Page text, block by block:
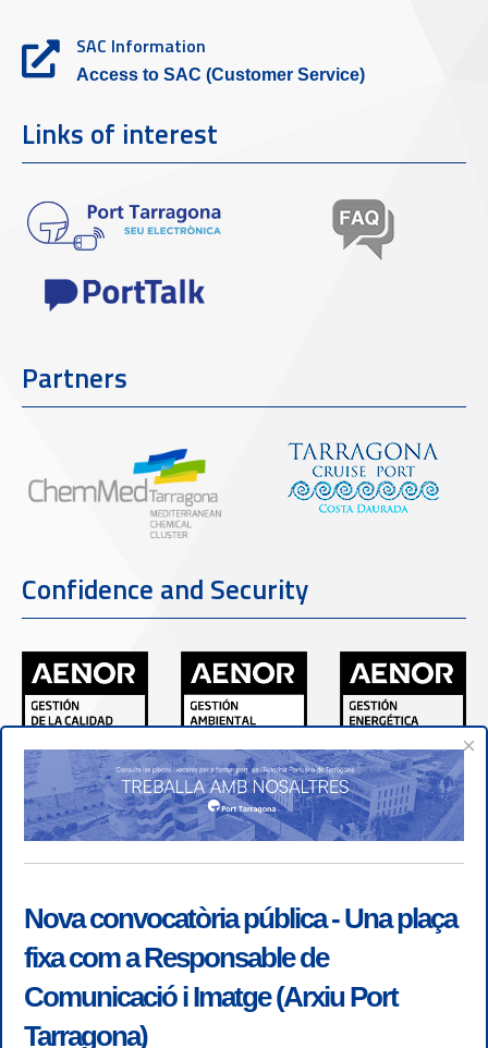
SAC Information
Access to SAC (Customer Service)
Links of interest
Partners
Confidence and Security
×
Nova convocatòria pública - Una plaça
fixa com a Responsable de
Comunicació i Imatge (Arxiu Port
Tarragona)